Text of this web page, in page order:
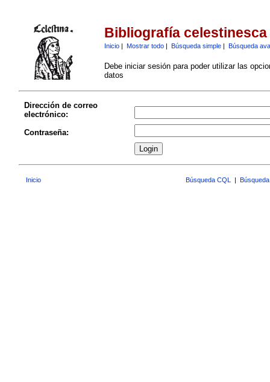
Bibliografía celestinesca
Inicio| Mostrar todo| Búsqueda simple| Búsqueda
Debe iniciar sesión para poder utilizar las
datos
Dirección de correo
electrónico:
Contraseña:
Inicio Búsqueda CQL |